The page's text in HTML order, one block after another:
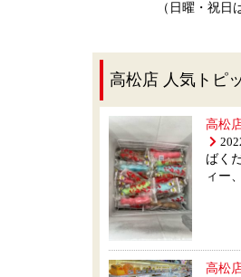
（日曜・祝日
高松店 人気トピ
高松
ばく
ィー
高松